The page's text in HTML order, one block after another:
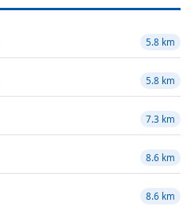
5.8 km
5.8 km
7.3 km
8.6 km
8.6 km